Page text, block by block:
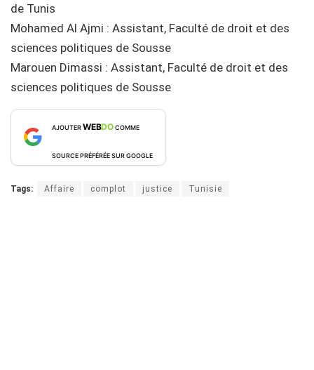
de Tunis
Mohamed Al Ajmi : Assistant, Faculté de droit et des
sciences politiques de Sousse
Marouen Dimassi : Assistant, Faculté de droit et des
sciences politiques de Sousse
AJOUTERWEBDOCOMME
SOURCE PRÉFÉRÉE SUR GOOGLE
Tags: Affaire complot justice Tunisie